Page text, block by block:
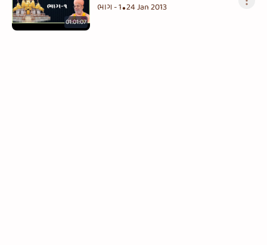
01:01:07
ભાગ - 1•24 Jan 2013